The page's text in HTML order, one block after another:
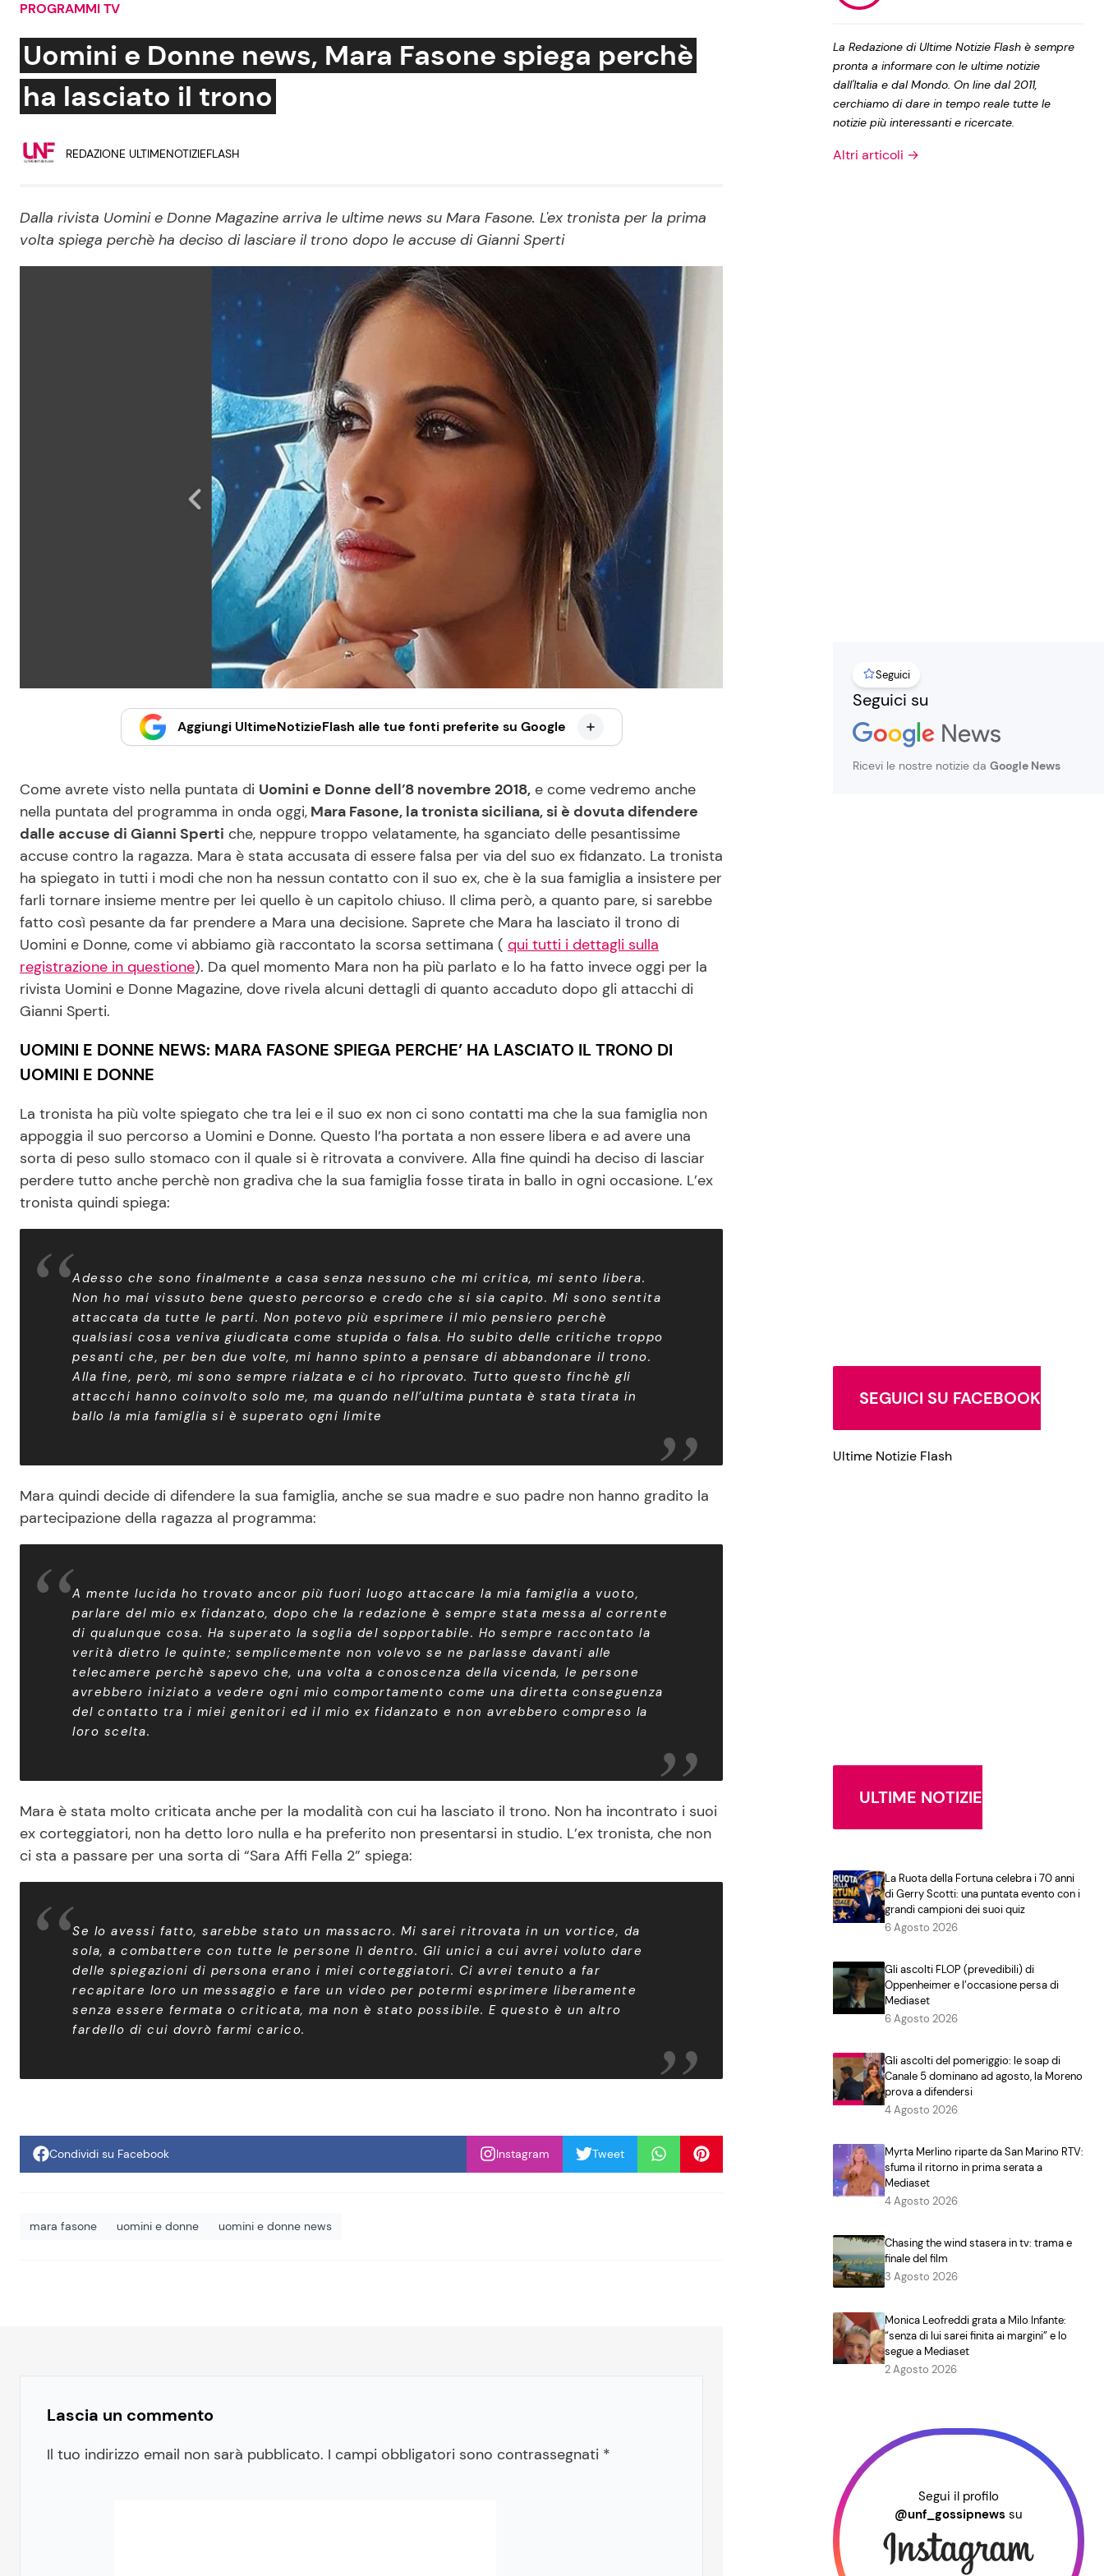
Social News
News dal mondo
Benessere
Mondo Mamma
News benessere
Viaggi e Turismo
Festività
Le Ricette in TV
Primi Piatti
Ricette per Bambini
Privacy Policy
PROGRAMMI TV
Uomini e Donne news, Mara Fasone spiega perchè
ha lasciato il trono
REDAZIONE ULTIMENOTIZIEFLASH
Dalla rivista Uomini e Donne Magazine arriva le ultime news su Mara Fasone. L'ex tronista per la prima
volta spiega perchè ha deciso di lasciare il trono dopo le accuse di Gianni Sperti
Aggiungi UltimeNotizieFlash alle tue fonti preferite su Google
Come avrete visto nella puntata di Uomini e Donne dell’8 novembre 2018, e come vedremo anche
nella puntata del programma in onda oggi, Mara Fasone, la tronista siciliana, si è dovuta difendere
dalle accuse di Gianni Sperti che, neppure troppo velatamente, ha sganciato delle pesantissime
accuse contro la ragazza. Mara è stata accusata di essere falsa per via del suo ex fidanzato. La tronista
ha spiegato in tutti i modi che non ha nessun contatto con il suo ex, che è la sua famiglia a insistere per
farli tornare insieme mentre per lei quello è un capitolo chiuso. Il clima però, a quanto pare, si sarebbe
fatto così pesante da far prendere a Mara una decisione. Saprete che Mara ha lasciato il trono di
Uomini e Donne, come vi abbiamo già raccontato la scorsa settimana ( qui tutti i dettagli sulla
registrazione in questione). Da quel momento Mara non ha più parlato e lo ha fatto invece oggi per la
rivista Uomini e Donne Magazine, dove rivela alcuni dettagli di quanto accaduto dopo gli attacchi di
Gianni Sperti.
UOMINI E DONNE NEWS: MARA FASONE SPIEGA PERCHE’ HA LASCIATO IL TRONO DI
UOMINI E DONNE
La tronista ha più volte spiegato che tra lei e il suo ex non ci sono contatti ma che la sua famiglia non
appoggia il suo percorso a Uomini e Donne. Questo l’ha portata a non essere libera e ad avere una
sorta di peso sullo stomaco con il quale si è ritrovata a convivere. Alla fine quindi ha deciso di lasciar
perdere tutto anche perchè non gradiva che la sua famiglia fosse tirata in ballo in ogni occasione. L’ex
tronista quindi spiega:
Adesso che sono finalmente a casa senza nessuno che mi critica, mi sento libera.
Non ho mai vissuto bene questo percorso e credo che si sia capito. Mi sono sentita
attaccata da tutte le parti. Non potevo più esprimere il mio pensiero perchè
qualsiasi cosa veniva giudicata come stupida o falsa. Ho subito delle critiche troppo
pesanti che, per ben due volte, mi hanno spinto a pensare di abbandonare il trono.
Alla fine, però, mi sono sempre rialzata e ci ho riprovato. Tutto questo finchè gli
attacchi hanno coinvolto solo me, ma quando nell’ultima puntata è stata tirata in
ballo la mia famiglia si è superato ogni limite
Mara quindi decide di difendere la sua famiglia, anche se sua madre e suo padre non hanno gradito la
partecipazione della ragazza al programma:
A mente lucida ho trovato ancor più fuori luogo attaccare la mia famiglia a vuoto,
parlare del mio ex fidanzato, dopo che la redazione è sempre stata messa al corrente
di qualunque cosa. Ha superato la soglia del sopportabile. Ho sempre raccontato la
verità dietro le quinte; semplicemente non volevo se ne parlasse davanti alle
telecamere perchè sapevo che, una volta a conoscenza della vicenda, le persone
avrebbero iniziato a vedere ogni mio comportamento come una diretta conseguenza
del contatto tra i miei genitori ed il mio ex fidanzato e non avrebbero compreso la
loro scelta.
Mara è stata molto criticata anche per la modalità con cui ha lasciato il trono. Non ha incontrato i suoi
ex corteggiatori, non ha detto loro nulla e ha preferito non presentarsi in studio. L’ex tronista, che non
ci sta a passare per una sorta di “Sara Affi Fella 2” spiega:
Se lo avessi fatto, sarebbe stato un massacro. Mi sarei ritrovata in un vortice, da
sola, a combattere con tutte le persone lì dentro. Gli unici a cui avrei voluto dare
delle spiegazioni di persona erano i miei corteggiatori. Ci avrei tenuto a far
recapitare loro un messaggio e fare un video per potermi esprimere liberamente
senza essere fermata o criticata, ma non è stato possibile. E questo è un altro
fardello di cui dovrò farmi carico.
Condividi su Facebook Instagram Tweet
mara fasone uomini e donne uomini e donne news
Lascia un commento
Il tuo indirizzo email non sarà pubblicato. I campi obbligatori sono contrassegnati *
La Redazione di Ultime Notizie Flash è sempre
pronta a informare con le ultime notizie
dall'Italia e dal Mondo. On line dal 2011,
cerchiamo di dare in tempo reale tutte le
notizie più interessanti e ricercate.
Altri articoli →
Seguici
Seguici su
Ricevi le nostre notizie da Google News
SEGUICI SU FACEBOOK
Ultime Notizie Flash
ULTIME NOTIZIE
La Ruota della Fortuna celebra i 70 anni
di Gerry Scotti: una puntata evento con i
grandi campioni dei suoi quiz
6 Agosto 2026
Gli ascolti FLOP (prevedibili) di
Oppenheimer e l’occasione persa di
Mediaset
6 Agosto 2026
Gli ascolti del pomeriggio: le soap di
Canale 5 dominano ad agosto, la Moreno
prova a difendersi
4 Agosto 2026
Myrta Merlino riparte da San Marino RTV:
sfuma il ritorno in prima serata a
Mediaset
4 Agosto 2026
Chasing the wind stasera in tv: trama e
finale del film
3 Agosto 2026
Monica Leofreddi grata a Milo Infante:
“senza di lui sarei finita ai margini” e lo
segue a Mediaset
2 Agosto 2026
Segui il profilo
@unf_gossipnews su